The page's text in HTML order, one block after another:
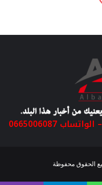
– الواتساب 0665006087